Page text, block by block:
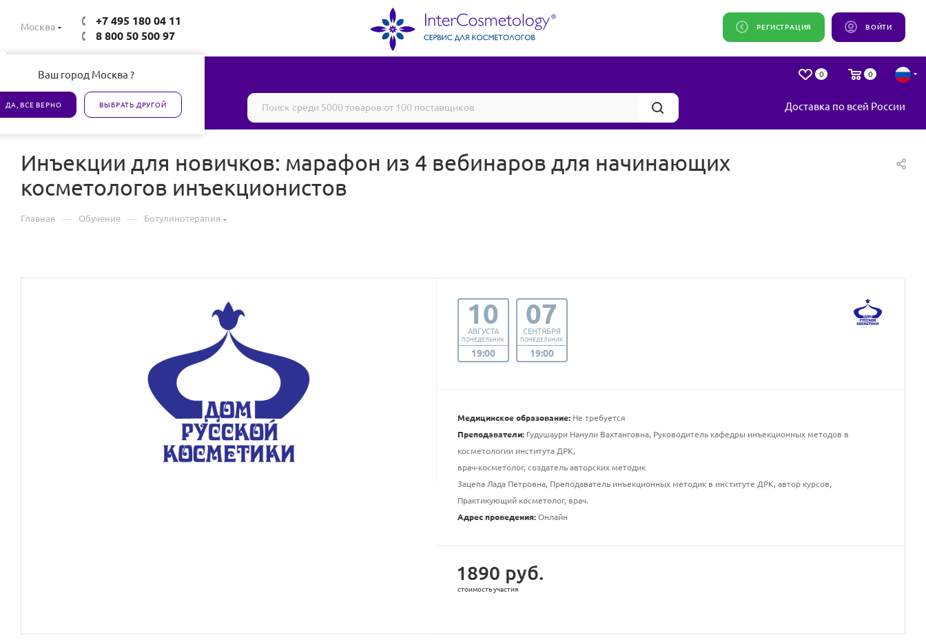
Москва
Ваш город Москва ?
ДА, ВСЕ ВЕРНО ВЫБРАТЬ ДРУГОЙ
+7 495 180 04 11
8 800 50 500 97
ВОЙТИ
РЕГИСТРАЦИЯ
0 0
Все товары сертифицированы Доставка по всей России
Инъекции для новичков: марафон из 4 вебинаров для начинающих
косметологов инъекционистов
Главная — Обучение — Ботулинотерапия
10
АВГУСТА
ПОНЕДЕЛЬНИК
19:00
07
СЕНТЯБРЯ
ПОНЕДЕЛЬНИК
19:00
Медицинское образование:Не требуется
Преподаватели:Гудушаури Нанули Вахтанговна, Руководитель кафедры инъекционных методов в
косметологии института ДРК,
врач-косметолог, создатель авторских методик
Зацепа Лада Петровна, Преподаватель инъекционных методик в институте ДРК, автор курсов,
Практикующий косметолог, врач.
Адрес проведения:Онлайн
1890 руб.
стоимость участия